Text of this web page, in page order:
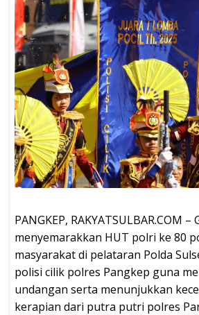
PANGKEP, RAKYATSULBAR.COM –
menyemarakkan HUT polri ke 80
masyarakat di pelataran Polda
polisi cilik polres Pangkep guna
undangan serta menunjukkan
kerapian dari putra putri polres